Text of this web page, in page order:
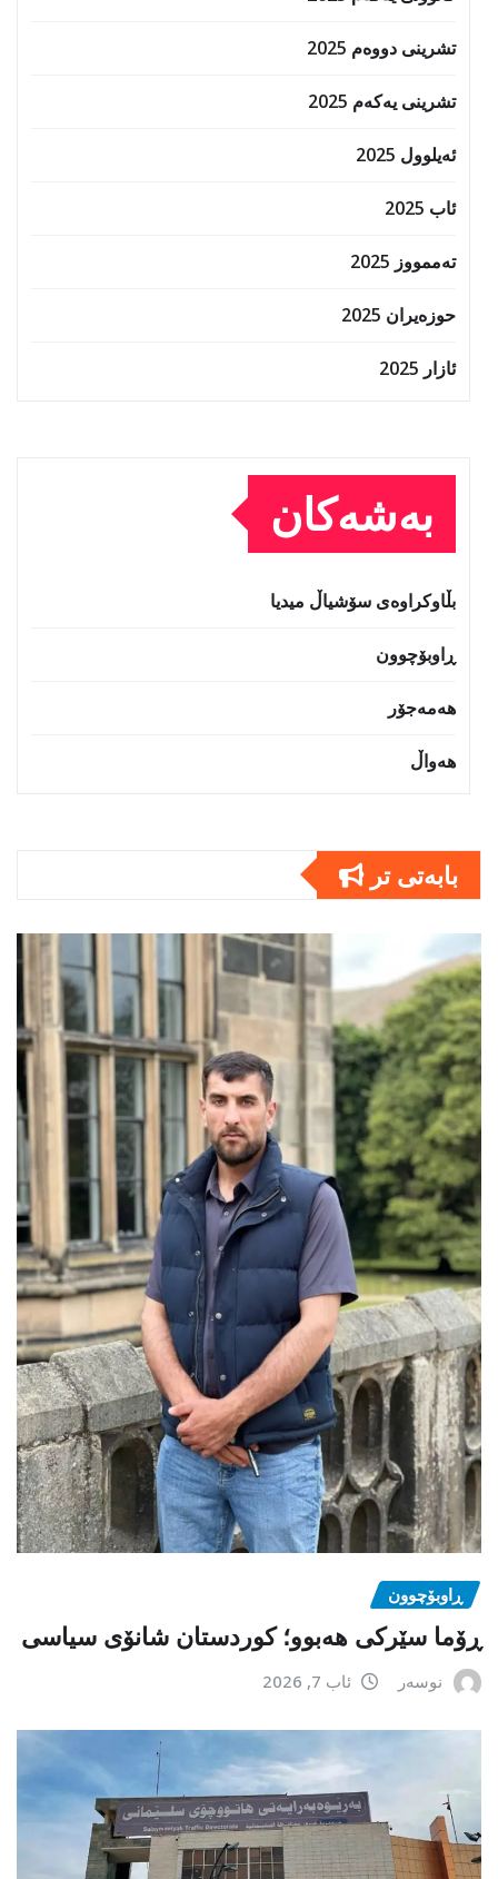
تشرینی دووەم 2025
تشرینی یەکەم 2025
ئەیلوول 2025
ئاب 2025
تەممووز 2025
حوزه‌یران 2025
ئازار 2025
بەشەکان
بڵاوکراوەی سۆشیاڵ میدیا
ڕاوبۆچوون
هەمەجۆر
هەواڵ
بابەتى تر
ڕاوبۆچوون
ڕۆما سێرکی هەبوو؛ کوردستان شانۆی سیاسی
نوسەر ئاب 7, 2026